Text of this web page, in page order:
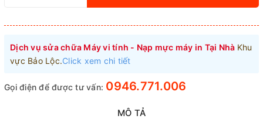
Dịch vụ sửa chữa Máy vi tính - Nạp mực máy in Tại Nhà Khu
vực Bảo Lộc.Click xem chi tiết
Gọi điện để được tư vấn: 0946.771.006
MÔ TẢ